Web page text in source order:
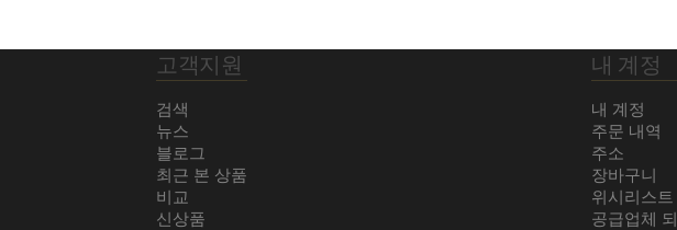
고객지원
검색
뉴스
블로그
최근 본 상품
비교
신상품
내 계정
내 계정
주문 내역
주소
장바구니
위시리스트
공급업체